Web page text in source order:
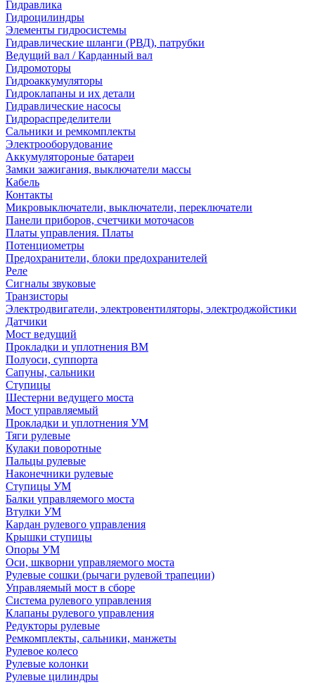
Гидравлика
Гидроцилиндры
Элементы гидросистемы
Гидравлические шланги (РВД), патрубки
Ведущий вал / Карданный вал
Гидромоторы
Гидроаккумуляторы
Гидроклапаны и их детали
Гидравлические насосы
Гидрораспределители
Сальники и ремкомплекты
Электрооборудование
Аккумулятороные батареи
Замки зажигания, выключатели массы
Кабель
Контакты
Микровыключатели, выключатели, переключатели
Панели приборов, счетчики моточасов
Платы управления. Платы
Потенциометры
Предохранители, блоки предохранителей
Реле
Сигналы звуковые
Транзисторы
Электродвигатели, электровентиляторы, электроджойстики
Датчики
Мост ведущий
Прокладки и уплотнения ВМ
Полуоси, суппорта
Сапуны, сальники
Ступицы
Шестерни ведущего моста
Мост управляемый
Прокладки и уплотнения УМ
Тяги рулевые
Кулаки поворотные
Пальцы рулевые
Наконечники рулевые
Ступицы УМ
Балки управляемого моста
Втулки УМ
Кардан рулевого управления
Крышки ступицы
Опоры УМ
Оси, шкворни управляемого моста
Рулевые сошки (рычаги рулевой трапеции)
Управляемый мост в сборе
Система рулевого управления
Клапаны рулевого управления
Редукторы рулевые
Ремкомплекты, сальники, манжеты
Рулевое колесо
Рулевые колонки
Рулевые цилиндры